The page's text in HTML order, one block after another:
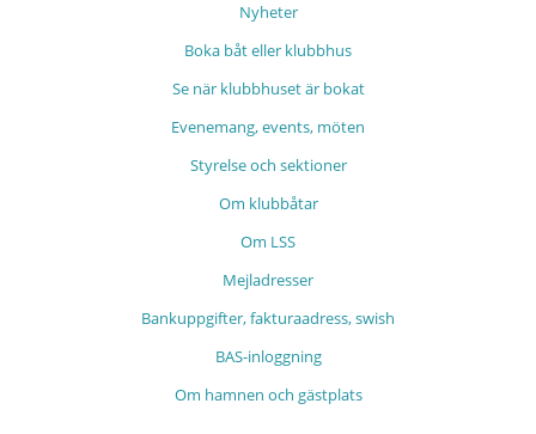
Nyheter
Boka båt eller klubbhus
Se när klubbhuset är bokat
Evenemang, events, möten
Styrelse och sektioner
Om klubbåtar
Om LSS
Mejladresser
Bankuppgifter, fakturaadress, swish
BAS-inloggning
Om hamnen och gästplats